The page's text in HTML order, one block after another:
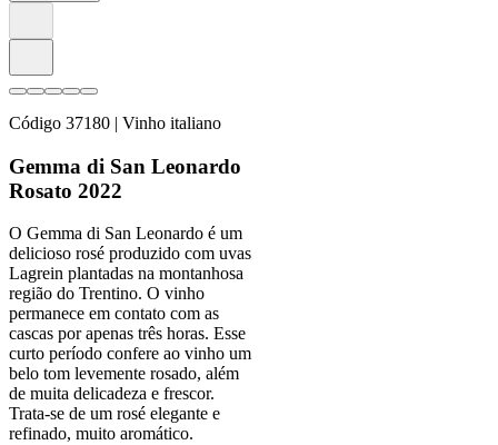
Código 37180 | Vinho italiano
Gemma di San Leonardo
Rosato 2022
O Gemma di San Leonardo é um
delicioso rosé produzido com uvas
Lagrein plantadas na montanhosa
região do Trentino. O vinho
permanece em contato com as
cascas por apenas três horas. Esse
curto período confere ao vinho um
belo tom levemente rosado, além
de muita delicadeza e frescor.
Trata-se de um rosé elegante e
refinado, muito aromático.